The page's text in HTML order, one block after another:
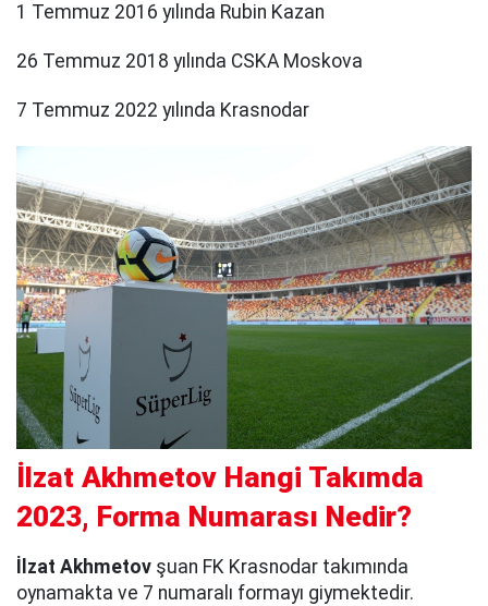
1 Temmuz 2016 yılında Rubin Kazan
26 Temmuz 2018 yılında CSKA Moskova
7 Temmuz 2022 yılında Krasnodar
İlzat Akhmetov Hangi Takımda
2023, Forma Numarası Nedir?
İlzat Akhmetov şuan FK Krasnodar takımında
oynamakta ve 7 numaralı formayı giymektedir.